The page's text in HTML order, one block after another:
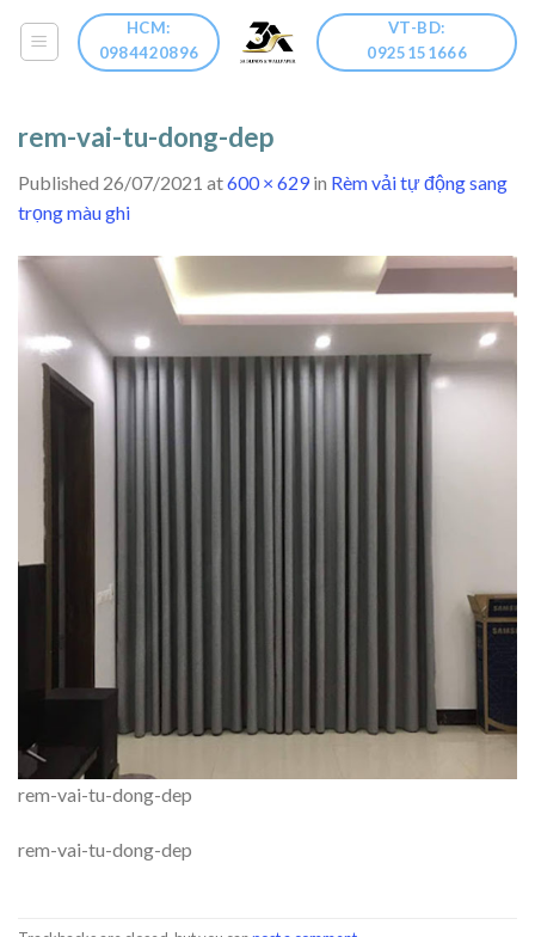
HCM:
0984420896
VT-BD:
0925151666
rem-vai-tu-dong-dep
Published 26/07/2021 at600 × 629in Rèm vải tự động sang
trọng màu ghi
rem-vai-tu-dong-dep
rem-vai-tu-dong-dep